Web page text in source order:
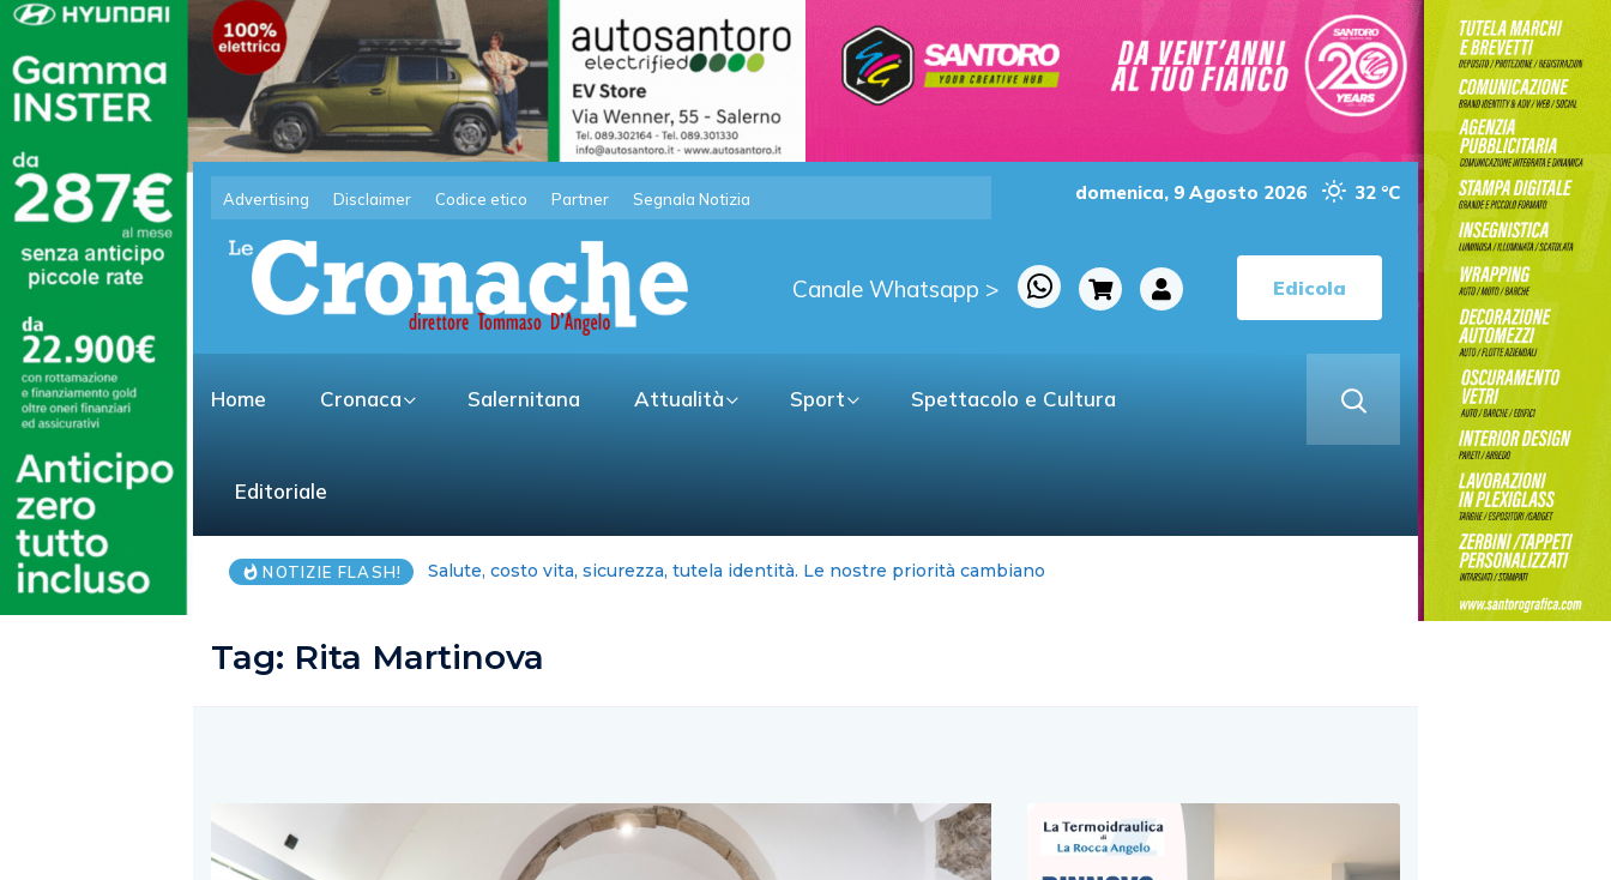
Advertising Disclaimer Codice etico Partner Segnala Notizia domenica, 9 Agosto 2026 32 °C
Canale Whatsapp > Edicola
Home Cronaca Salernitana Attualità Sport Spettacolo e Cultura
Editoriale
NOTIZIE FLASH! Caputo: Fi, abbattere muri, non contarsi nei cortili
Tag: Rita Martinova